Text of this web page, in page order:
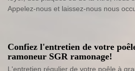
Appelez-nous et laissez-nous nous
Confiez l'entretien de votre
ramoneur SGR ramonage!
L'entretien régulier de votre poêle à